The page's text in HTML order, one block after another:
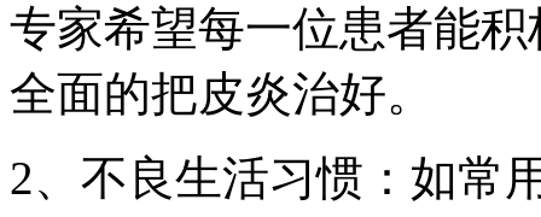
专家希望每一位患者能
全面的把皮炎治好。
2、不良生活习惯：如常